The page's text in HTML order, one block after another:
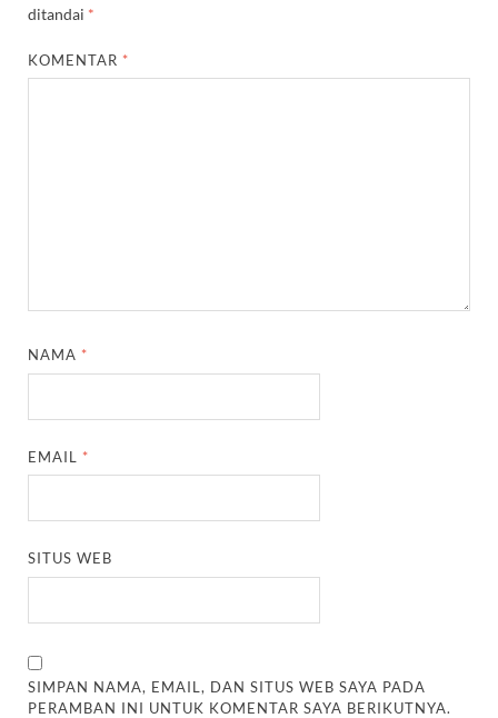
ditandai *
KOMENTAR *
NAMA *
EMAIL *
SITUS WEB
SIMPAN NAMA, EMAIL, DAN SITUS WEB SAYA PADA
PERAMBAN INI UNTUK KOMENTAR SAYA BERIKUTNYA.